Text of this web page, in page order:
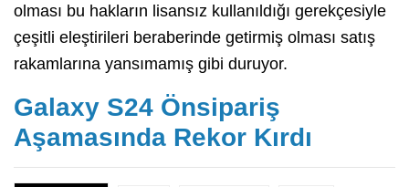
olması bu hakların lisansız kullanıldığı gerekçesiyle
çeşitli eleştirileri beraberinde getirmiş olması satış
rakamlarına yansımamış gibi duruyor.
Galaxy S24 Önsipariş
Aşamasında Rekor Kırdı